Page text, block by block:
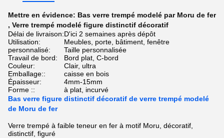
Mettre en évidence: Bas verre trempé modelé par Moru de fer
, Verre trempé modelé figure distinctif décoratif
Délai de livraison:D'ici 2 semaines après dépôt
Utilisation:
Meubles, porte, bâtiment, fenêtre
personnalisé:
Taille personnalisée
Travail de bord:
Bord plat, C-bord
Couleur:
Clair, ultra
Emballage::
caisse en bois
Épaisseur:
4mm-15mm
Forme ::
à plat, incurvé
Bas verre figure distinctif décoratif de verre trempé modelé
de Moru de fer
Verre trempé à faible teneur en fer à motif Moru, décoratif,
distinctif, figuré